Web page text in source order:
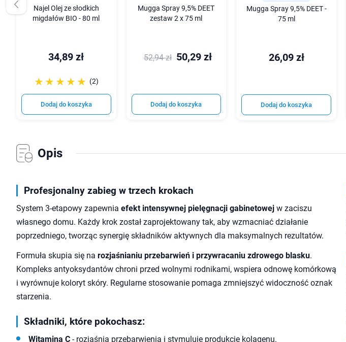
Najel Olej ze słodkich
migdałów BIO - 80 ml
34,89 zł
☆☆☆☆☆
★★★★★ (2)
Dodaj do koszyka
Mugga Spray 9,5% DEET
zestaw 2 x 75 ml
52,94 zł 50,29 zł
Dodaj do koszyka
Mugga Spray 9,5% DEET -
75 ml
26,09 zł
Dodaj do koszyka
Opis
Profesjonalny zabieg w trzech krokach
System 3-etapowy zapewnia efekt intensywnej pielęgnacji gabinetowej w zaciszu
własnego domu. Każdy krok został zaprojektowany tak, aby wzmacniać działanie
poprzedniego, tworząc synergię składników aktywnych dla maksymalnych rezultatów.
Formuła skupia się na rozjaśnianiu przebarwień i przywracaniu zdrowego blasku.
Kompleks antyoksydantów chroni przed wolnymi rodnikami, wspiera odnowę komórkową
i wyrównuje koloryt skóry. Regularne stosowanie pomaga zmniejszyć widoczność oznak
starzenia.
Składniki, które pokochasz:
Witamina C - rozjaśnia przebarwienia i stymuluje produkcję kolagenu.